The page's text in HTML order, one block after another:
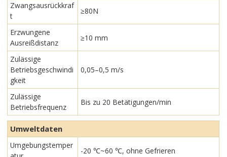
Zwangsausrückkraf
t
≥80N
Erzwungene
Ausreißdistanz
≥10 mm
Zulässige
Betriebsgeschwindi
gkeit
0,05–0,5 m/s
Zulässige
Betriebsfrequenz
Bis zu 20 Betätigungen/min
Umweltdaten
Umgebungstemper
-20 ℃~60 ℃, ohne Gefrieren